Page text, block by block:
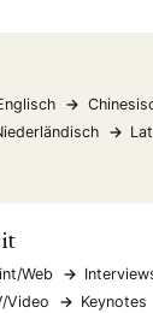
Web
Video
Keynotes